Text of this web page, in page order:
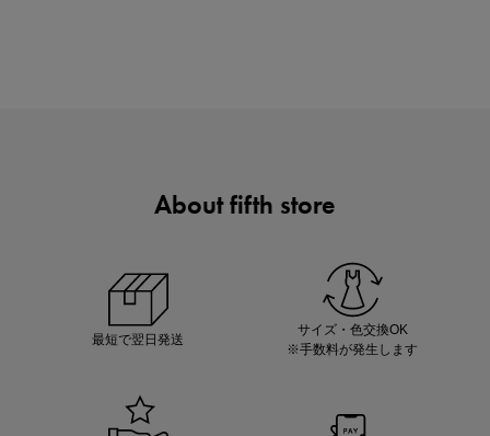
About fifth store
最短で翌日発送
サイズ・色交換OK
※手数料が発生します